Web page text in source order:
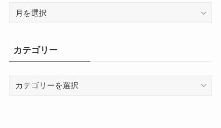
ブ
カテゴリー